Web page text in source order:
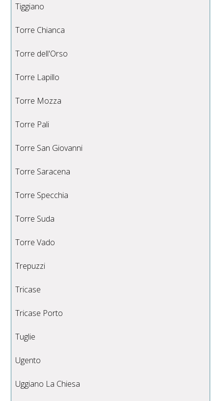
Tiggiano
Torre Chianca
Torre dell'Orso
Torre Lapillo
Torre Mozza
Torre Pali
Torre San Giovanni
Torre Saracena
Torre Specchia
Torre Suda
Torre Vado
Trepuzzi
Tricase
Tricase Porto
Tuglie
Ugento
Uggiano La Chiesa